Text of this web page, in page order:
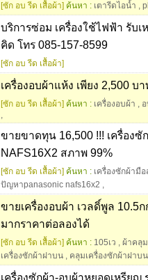
[ซัก อบ รีด เสื้อผ้า] ค้นหา : เตารีดไอน้ำ ,
บริการซ่อม เครื่องใช้ไฟฟ้า รับ
คิด โทร 085-157-8599
[ซัก อบ รีด เสื้อผ้า]
เครื่องอบผ้าแห้ง เพียง 2,500 บา
[ซัก อบ รีด เสื้อผ้า] ค้นหา : เครื่องอบผ้า ,
,
ขายขาดทุน 16,500 !!! เครื่องซั
NAFS16X2 สภาพ 99%
[ซัก อบ รีด เสื้อผ้า] ค้นหา : เครื่องซักผ้ามือ
ปัญหาpanasonic nafs16x2 ,
ขายเครื่องอบผ้า เวลดิ์พูล
มากราคาต่อลองได้
[ซัก อบ รีด เสื้อผ้า] ค้นหา : 105เว , ผ้าคลุ
เครื่องซักผ้าฝาบน , คลุมเครื่องซักผ้าฝาบน